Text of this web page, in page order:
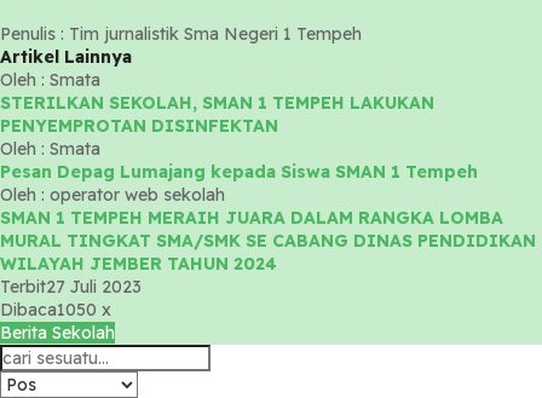
Penulis : Tim jurnalistik Sma Negeri 1 Tempeh
Artikel Lainnya
Oleh : Smata
STERILKAN SEKOLAH, SMAN 1 TEMPEH LAKUKAN
PENYEMPROTAN DISINFEKTAN
Oleh : Smata
Pesan Depag Lumajang kepada Siswa SMAN 1 Tempeh
Oleh : operator web sekolah
SMAN 1 TEMPEH MERAIH JUARA DALAM RANGKA LOMBA
MURAL TINGKAT SMA/SMK SE CABANG DINAS PENDIDIKAN
WILAYAH JEMBER TAHUN 2024
Terbit27 Juli 2023
Dibaca1050 x
Berita Sekolah